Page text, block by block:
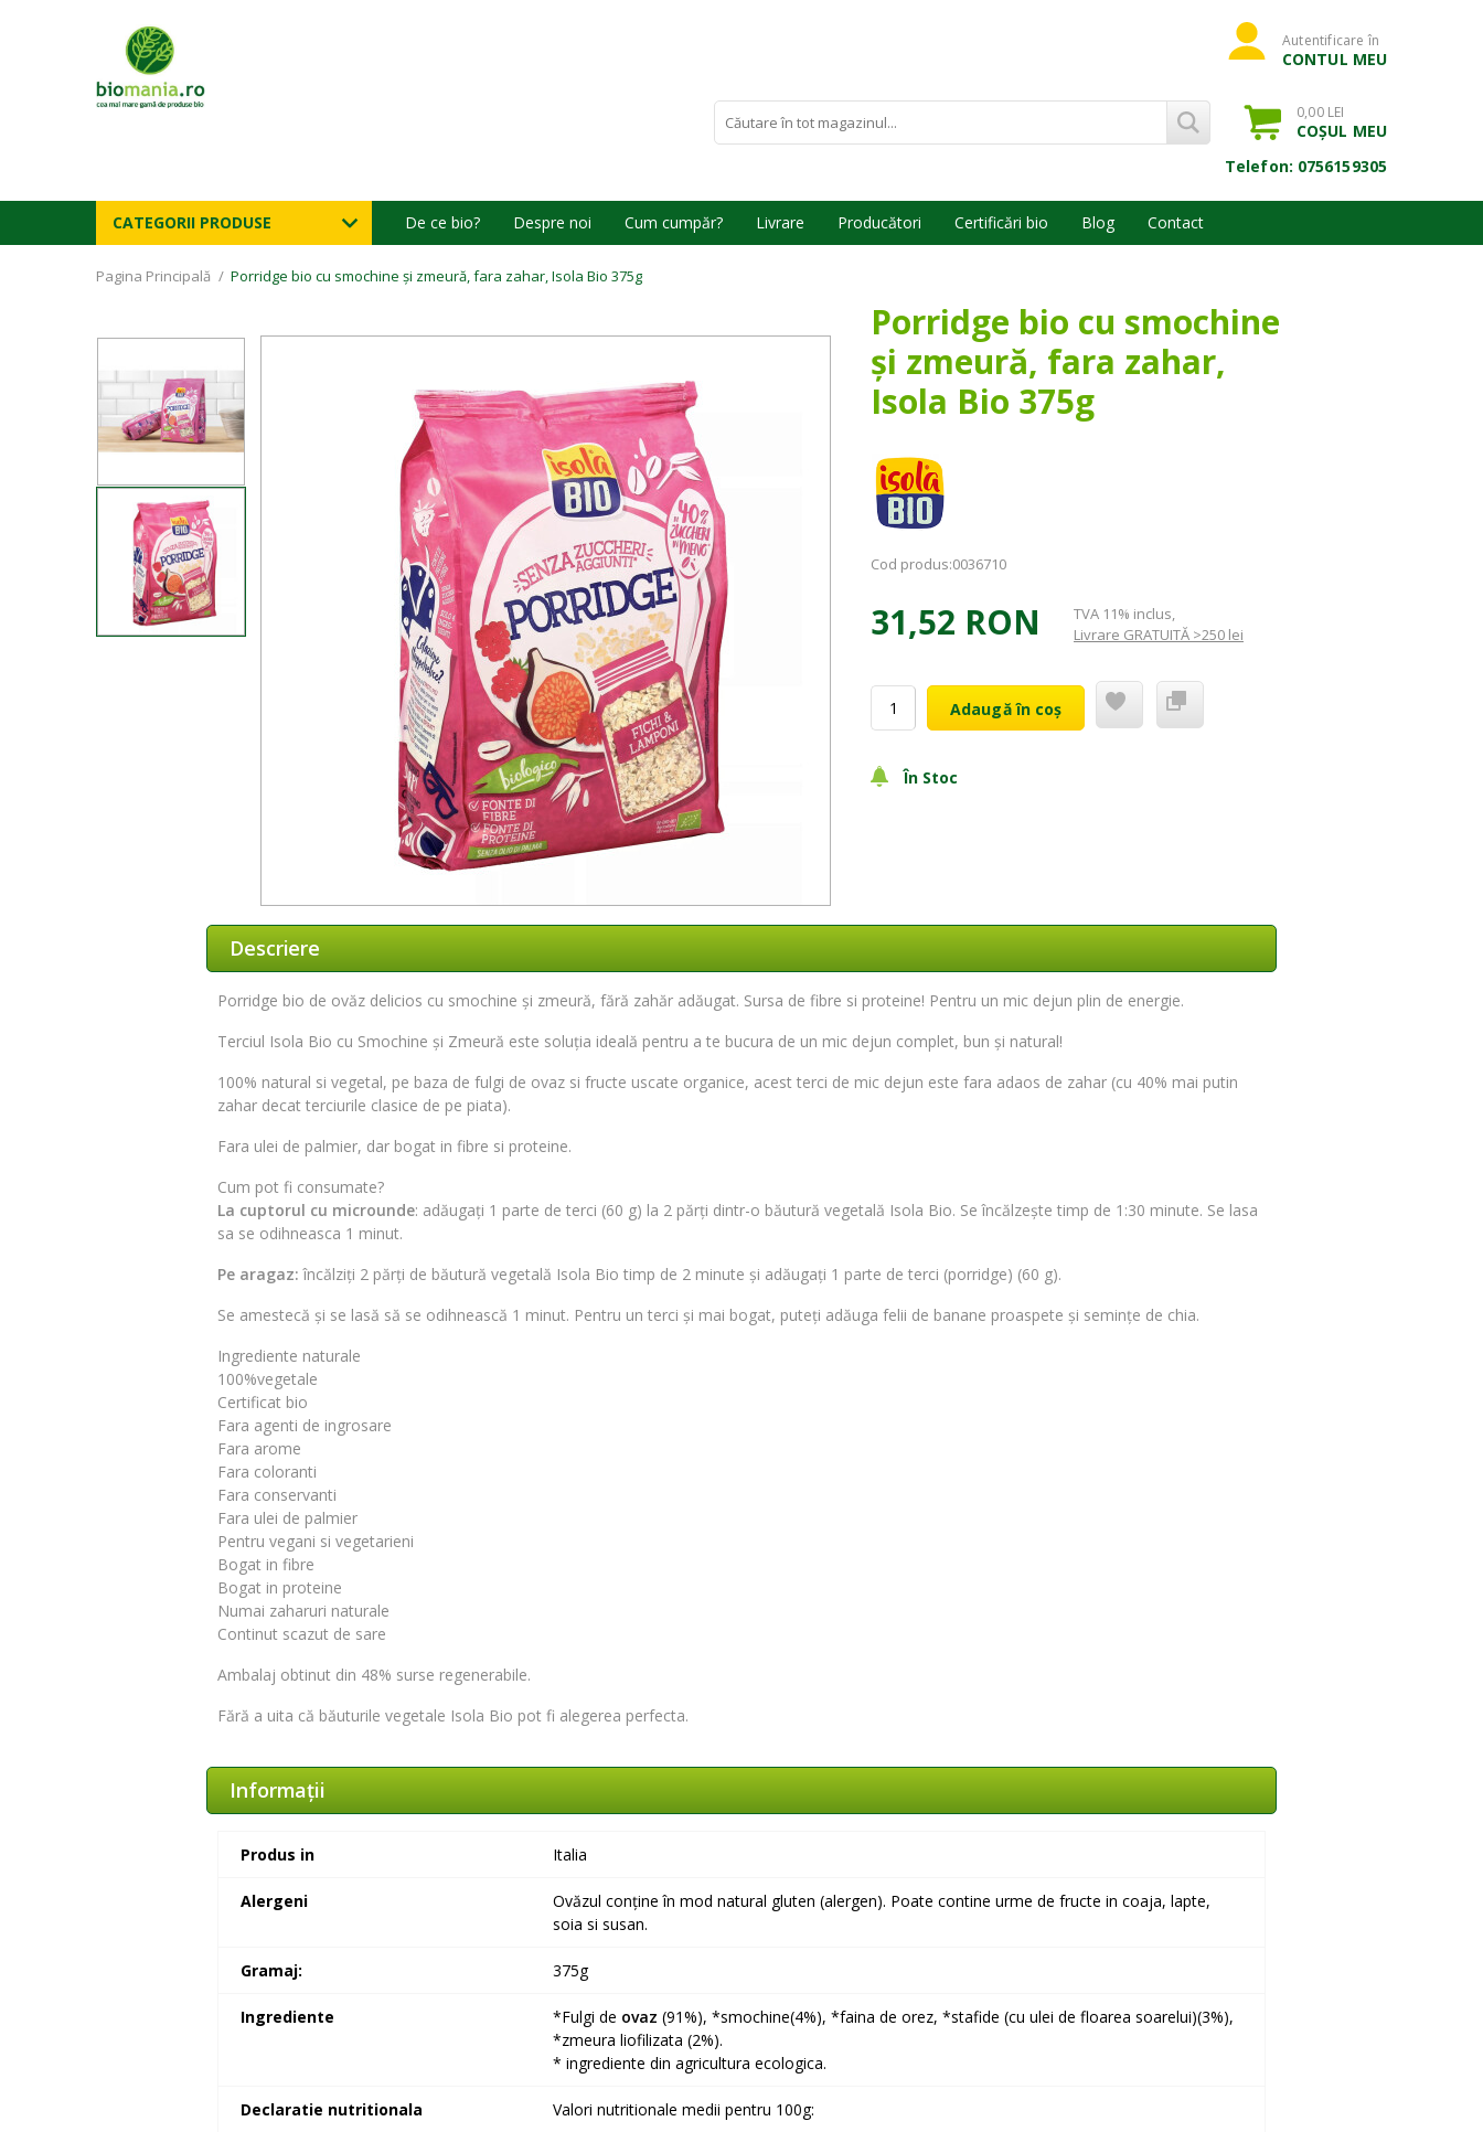
Autentificare în
CONTUL MEU
0,00 LEI
COȘUL MEU
Telefon: 0756159305
CATEGORII PRODUSE De ce bio? Despre noi Cum cumpăr? Livrare Producători Certificări bio Blog Contact
Pagina Principală / Porridge bio cu smochine și zmeură, fara zahar, Isola Bio 375g
Porridge bio cu smochine
și zmeură, fara zahar,
Isola Bio 375g
Cod produs:0036710
31,52 RON TVA 11% inclus,
Livrare GRATUITĂ >250 lei
Adaugă în coș
În Stoc
Descriere
Porridge bio de ovăz delicios cu smochine și zmeură, fără zahăr adăugat. Sursa de fibre si proteine! Pentru un mic dejun plin de energie.
Terciul Isola Bio cu Smochine și Zmeură este soluția ideală pentru a te bucura de un mic dejun complet, bun și natural!
100% natural si vegetal, pe baza de fulgi de ovaz si fructe uscate organice, acest terci de mic dejun este fara adaos de zahar (cu 40% mai putin
zahar decat terciurile clasice de pe piata).
Fara ulei de palmier, dar bogat in fibre si proteine.
Cum pot fi consumate?
La cuptorul cu microunde: adăugați 1 parte de terci (60 g) la 2 părți dintr-o băutură vegetală Isola Bio. Se încălzește timp de 1:30 minute. Se lasa
sa se odihneasca 1 minut.
Pe aragaz: încălziți 2 părți de băutură vegetală Isola Bio timp de 2 minute și adăugați 1 parte de terci (porridge) (60 g).
Se amestecă și se lasă să se odihnească 1 minut. Pentru un terci și mai bogat, puteți adăuga felii de banane proaspete și semințe de chia.
Ingrediente naturale
100%vegetale
Certificat bio
Fara agenti de ingrosare
Fara arome
Fara coloranti
Fara conservanti
Fara ulei de palmier
Pentru vegani si vegetarieni
Bogat in fibre
Bogat in proteine
Numai zaharuri naturale
Continut scazut de sare
Ambalaj obtinut din 48% surse regenerabile.
Fără a uita că băuturile vegetale Isola Bio pot fi alegerea perfecta.
Informaţii
Produs in Italia
Alergeni
Ovăzul conține în mod natural gluten (alergen). Poate contine urme de fructe in coaja, lapte,
soia si susan.
Gramaj: 375g
Ingrediente *Fulgi de ovaz (91%), *smochine(4%), *faina de orez, *stafide (cu ulei de floarea soarelui)(3%),
*zmeura liofilizata (2%).
* ingrediente din agricultura ecologica.
Declaratie nutritionala
Valori nutritionale medii pentru 100g: